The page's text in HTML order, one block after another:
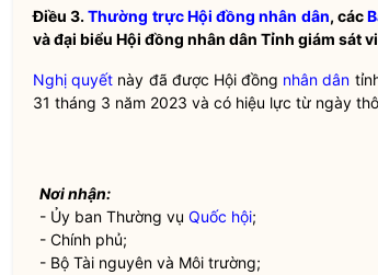
Điều 3.Thường trực Hội đồng nhân dân, các
vàđại biểu Hội đồng nhân dân Tỉnh giám sát
Nghị quyết này đã được Hội đồng nhân dân
31 tháng 3 năm 2023 và có hiệu lực từ ngày
Nơi nhận:
- Ủy ban Thường vụQuốc hội;
- Chính phủ;
- Bộ Tài nguyên và Môi trường;